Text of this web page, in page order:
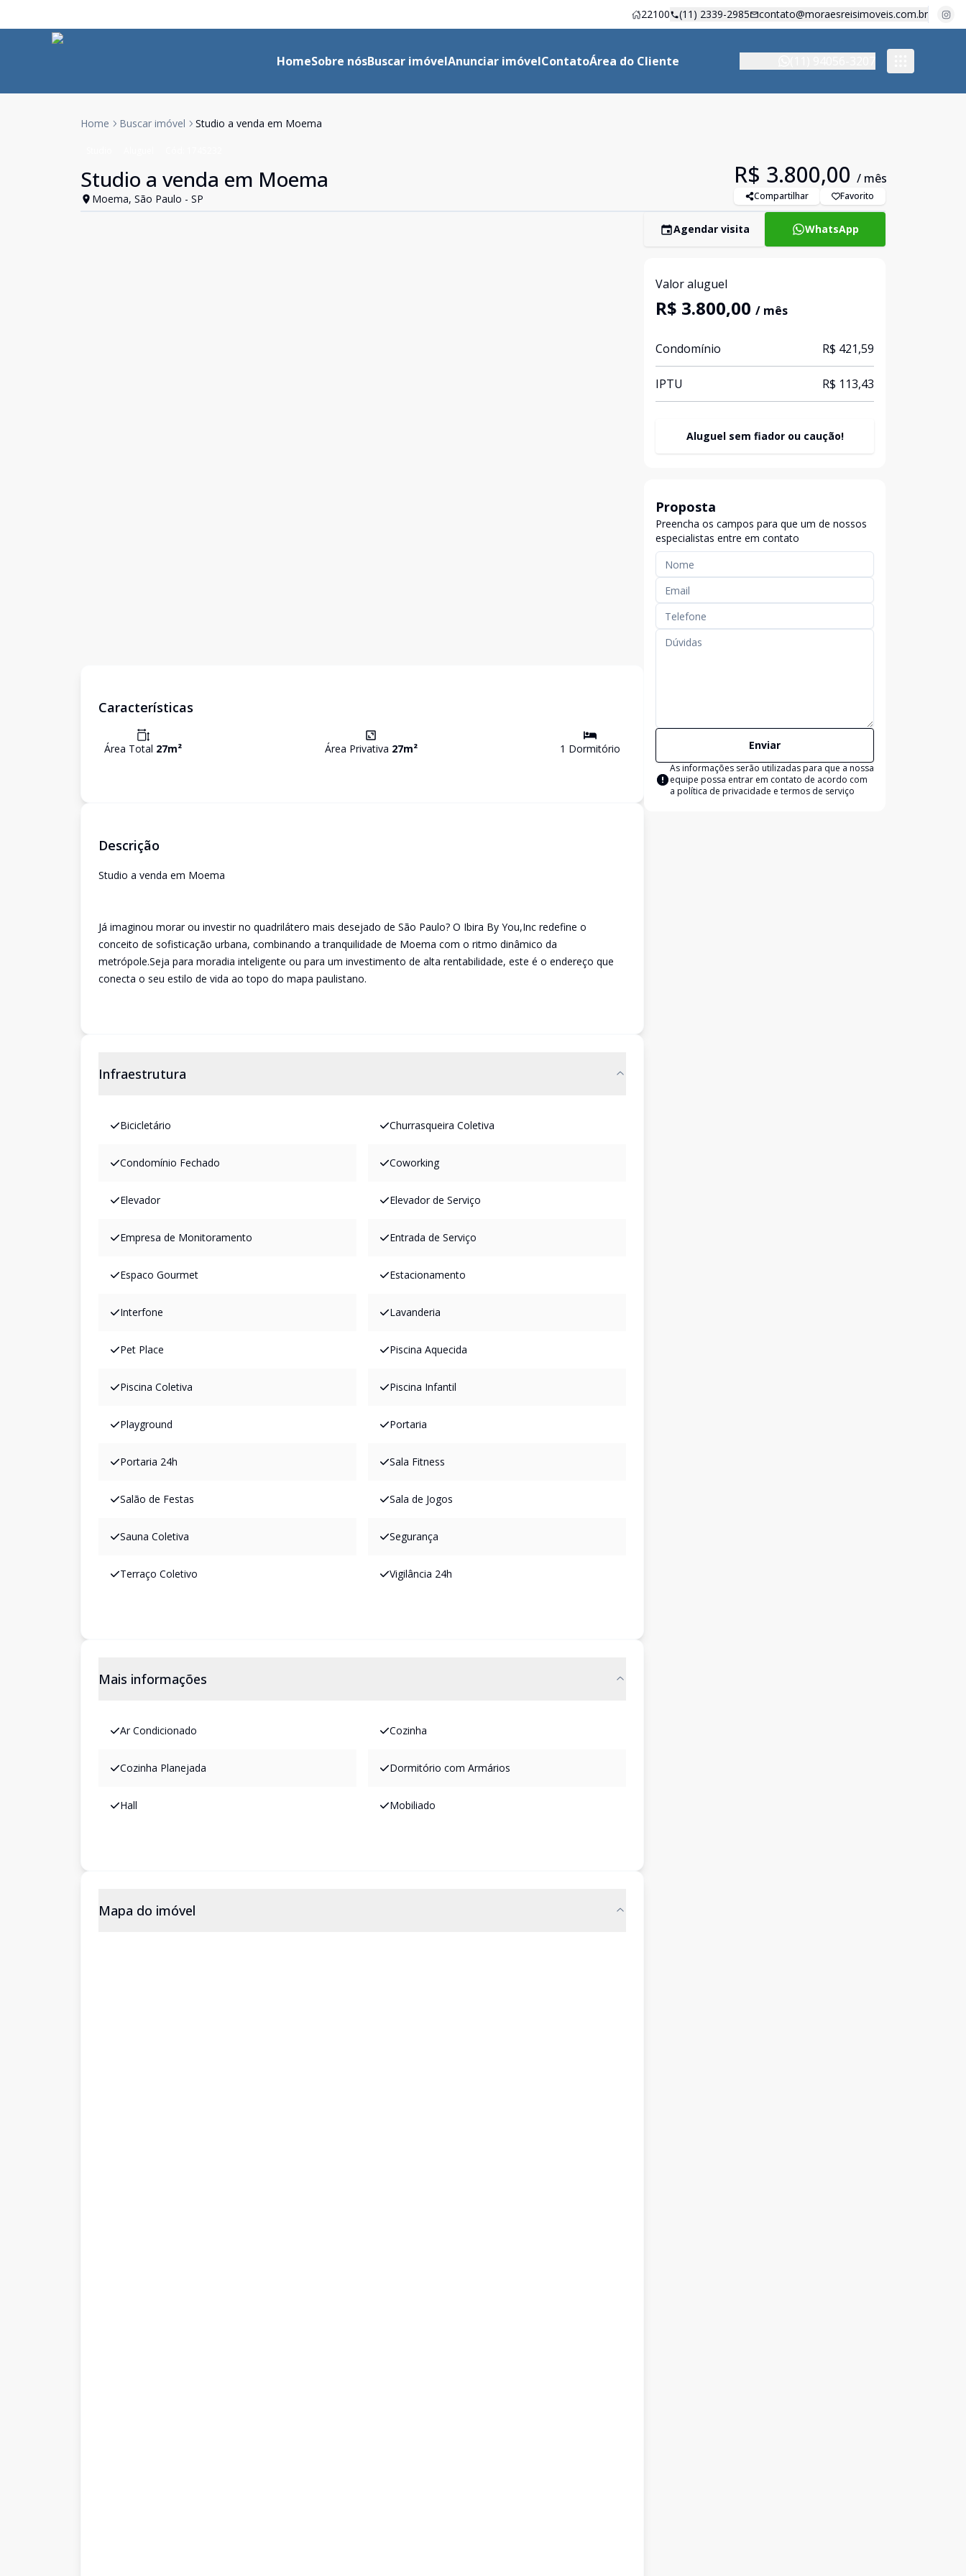
22100 (11) 2339-2985 contato@moraesreisimoveis.com.br
HomeSobre nósBuscar imóvelAnunciar imóvelContatoÁrea do Cliente
Home Buscar imóvel Studio a venda em Moema
Studio a venda em Moema
Moema, São Paulo - SP
R$ 3.800,00 / mês
Compartilhar Favorito
Características
Área Total 27m² Área Privativa 27m² 1 Dormitório
Descrição
Studio a venda em Moema
Já imaginou morar ou investir no quadrilátero mais desejado de São Paulo? O Ibira By You,Inc redefine o
conceito de sofisticação urbana, combinando a tranquilidade de Moema com o ritmo dinâmico da
metrópole.Seja para moradia inteligente ou para um investimento de alta rentabilidade, este é o endereço que
conecta o seu estilo de vida ao topo do mapa paulistano.
Infraestrutura
Bicicletário Churrasqueira Coletiva
Condomínio Fechado Coworking
Elevador Elevador de Serviço
Empresa de Monitoramento Entrada de Serviço
Espaco Gourmet Estacionamento
Interfone Lavanderia
Pet Place Piscina Aquecida
Piscina Coletiva Piscina Infantil
Playground Portaria
Portaria 24h Sala Fitness
Salão de Festas Sala de Jogos
Sauna Coletiva Segurança
Terraço Coletivo Vigilância 24h
Mais informações
Ar Condicionado Cozinha
Cozinha Planejada Dormitório com Armários
Hall Mobiliado
Mapa do imóvel
Agendar visita WhatsApp
Valor aluguel
R$ 3.800,00 / mês
Condomínio R$ 421,59
IPTU R$ 113,43
Aluguel sem fiador ou caução!
Proposta
Preencha os campos para que um de nossos
especialistas entre em contato
Enviar
As informações serão utilizadas para que a nossa
equipe possa entrar em contato de acordo com
a política de privacidade e termos de serviço